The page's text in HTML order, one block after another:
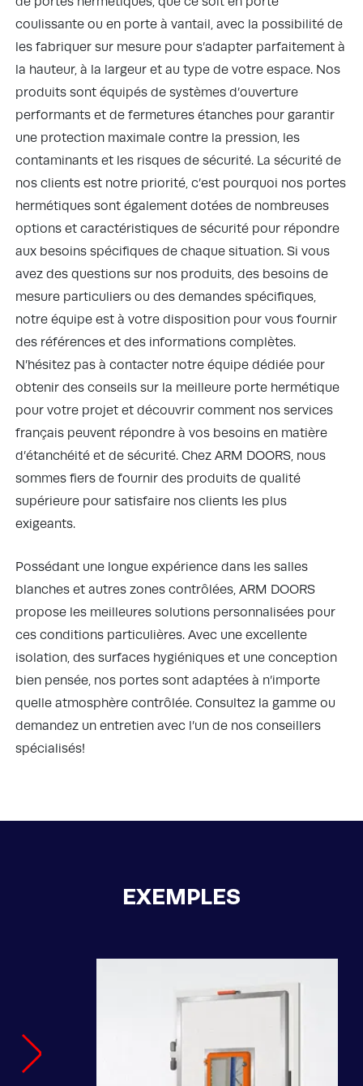
coulissante ou en porte à vantail, avec la possibilité de
les fabriquer sur mesure pour s’adapter parfaitement à
la hauteur, à la largeur et au type de votre espace. Nos
produits sont équipés de systèmes d’ouverture
performants et de fermetures étanches pour garantir
une protection maximale contre la pression, les
contaminants et les risques de sécurité. La sécurité de
nos clients est notre priorité, c’est pourquoi nos portes
hermétiques sont également dotées de nombreuses
options et caractéristiques de sécurité pour répondre
aux besoins spécifiques de chaque situation. Si vous
avez des questions sur nos produits, des besoins de
mesure particuliers ou des demandes spécifiques,
notre équipe est à votre disposition pour vous fournir
des références et des informations complètes.
N’hésitez pas à contacter notre équipe dédiée pour
obtenir des conseils sur la meilleure porte hermétique
pour votre projet et découvrir comment nos services
français peuvent répondre à vos besoins en matière
d’étanchéité et de sécurité. Chez ARM DOORS, nous
sommes fiers de fournir des produits de qualité
supérieure pour satisfaire nos clients les plus
exigeants.
Possédant une longue expérience dans les salles
blanches et autres zones contrôlées, ARM DOORS
propose les meilleures solutions personnalisées pour
ces conditions particulières. Avec une excellente
isolation, des surfaces hygiéniques et une conception
bien pensée, nos portes sont adaptées à n’importe
quelle atmosphère contrôlée. Consultez la gamme ou
demandez un entretien avec l’un de nos conseillers
spécialisés!
EXEMPLES